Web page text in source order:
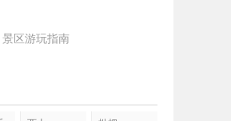
区游玩指南